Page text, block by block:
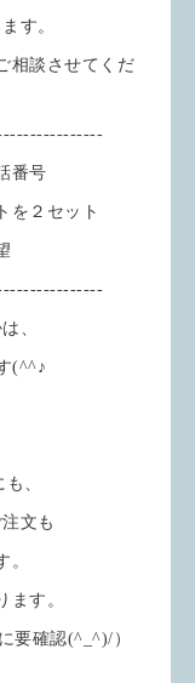
す。
させてくだ
番号
セット
、
(^^♪
、
文も
。
ます。
要確認(^_^)/）